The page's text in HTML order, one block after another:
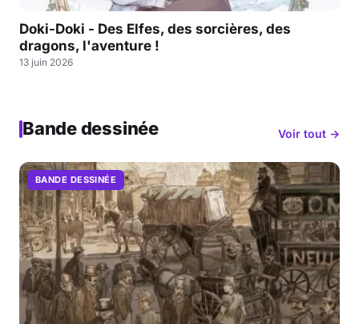
Doki-Doki - Des Elfes, des sorcières, des
dragons, l'aventure !
13 juin 2026
Bande dessinée Voir tout →
BANDE DESSINÉE